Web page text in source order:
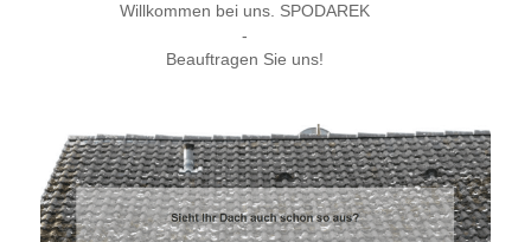
Willkommen bei uns. SPODAREK
-
Beauftragen Sie uns!